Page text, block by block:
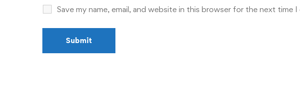
Save my name, email, and website in this browser for the next time